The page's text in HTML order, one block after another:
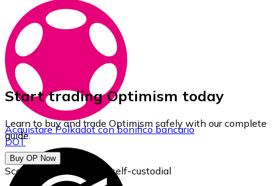
AcquistarePolkadotcon bonifico bancario
DOT
Start trading Optimism today
Learn to buy and trade Optimism safely with our complete
guide.
Buy OP Now
Scarica il nostro Wallet self-custodial